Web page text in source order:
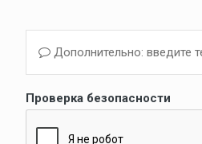
Дополнительно: введите
Проверка безопасности